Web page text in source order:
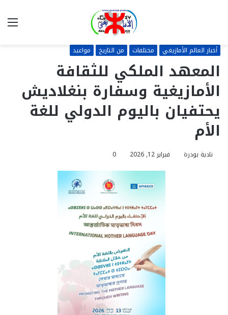
أخبار العالم الأمازيغي مختلفات من التاريخ مواعيد
المعهد الملكي للثقافة
الأمازيغية وسفارة بنغلاديش
يحتفيان باليوم الدولي للغة
الأم
نادية بودرة فبراير 12, 2026 0